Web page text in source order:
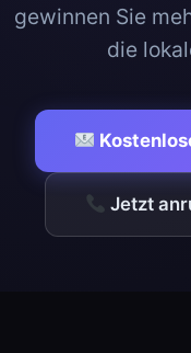
gewinnen Sie
die
Jetzt